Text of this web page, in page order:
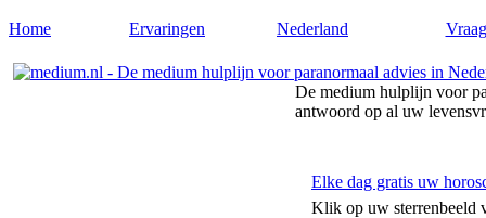
Home Ervaringen Nederland
De medium hulplijn voor
antwoord op al uw
Elke dag gratis uw
Klik op uw sterrenbeeld